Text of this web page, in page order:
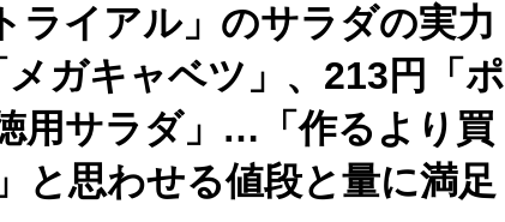
ライアル」のサラダの実力
ガキャベツ」、213円「ポ
用サラダ」…「作るより買
と思わせる値段と量に満足